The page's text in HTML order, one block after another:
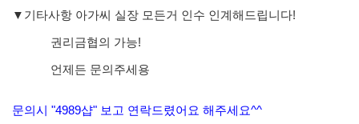
▼기타사항 아가씨 실장 모든거 인수 인계해드립니다!
권리금협의 가능!
언제든 문의주세용
문의시 "4989샵" 보고 연락드렸어요 해주세요^^